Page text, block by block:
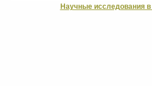
Научные исследования в